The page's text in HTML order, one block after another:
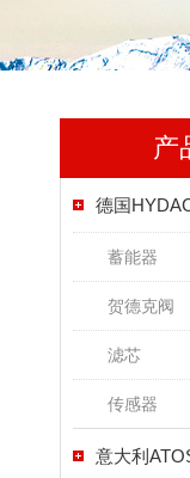
产
德国
蓄能器
贺德克阀
滤芯
传感器
意大利